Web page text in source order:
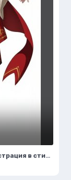
Огненная жрица высокой моды: иллюстрация в стиле фэнтези. Изображение из нейронной сети Flux.1